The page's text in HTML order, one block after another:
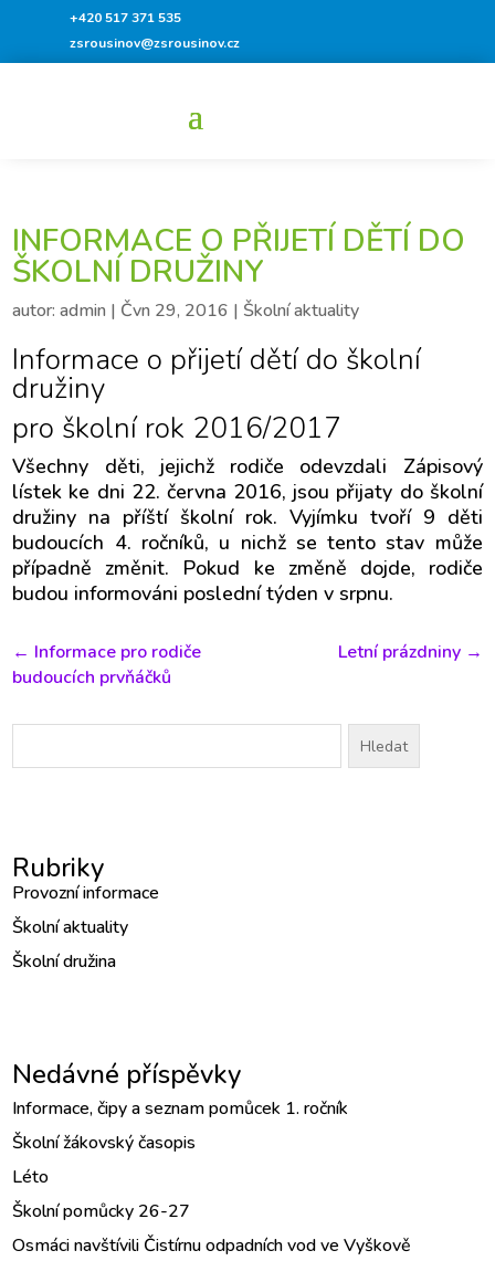
+420 517 371 535
zsrousinov@zsrousinov.cz
INFORMACE O PŘIJETÍ DĚTÍ DO
ŠKOLNÍ DRUŽINY
autor:admin | Čvn 29, 2016 | Školní aktuality
Informace o přijetí dětí do školní
družiny
pro školní rok 2016/2017
Všechny děti, jejichž rodiče odevzdali Zápisový
lístek ke dni 22. června 2016, jsou přijaty do školní
družiny na příští školní rok. Vyjímku tvoří 9 děti
budoucích 4. ročníků, u nichž se tento stav může
případně změnit. Pokud ke změně dojde, rodiče
budou informováni poslední týden v srpnu.
← Informace pro rodiče
budoucích prvňáčků
Letní prázdniny→
Vyhledávání
Rubriky
Provozní informace
Školní aktuality
Školní družina
Nedávné příspěvky
Informace, čipy a seznam pomůcek 1. ročník
Školní žákovský časopis
Léto
Školní pomůcky 26-27
Osmáci navštívili Čistírnu odpadních vod ve Vyškově